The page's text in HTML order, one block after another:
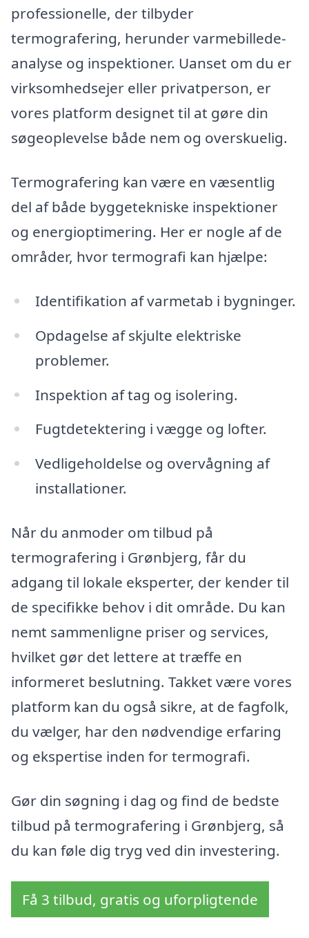
professionelle, der tilbyder
termografering, herunder varmebillede-
analyse og inspektioner. Uanset om du er
virksomhedsejer eller privatperson, er
vores platform designet til at gøre din
søgeoplevelse både nem og overskuelig.
Termografering kan være en væsentlig
del af både byggetekniske inspektioner
og energioptimering. Her er nogle af de
områder, hvor termografi kan hjælpe:
Identifikation af varmetab i bygninger.
Opdagelse af skjulte elektriske
problemer.
Inspektion af tag og isolering.
Fugtdetektering i vægge og lofter.
Vedligeholdelse og overvågning af
installationer.
Når du anmoder om tilbud på
termografering i Grønbjerg, får du
adgang til lokale eksperter, der kender til
de specifikke behov i dit område. Du kan
nemt sammenligne priser og services,
hvilket gør det lettere at træffe en
informeret beslutning. Takket være vores
platform kan du også sikre, at de fagfolk,
du vælger, har den nødvendige erfaring
og ekspertise inden for termografi.
Gør din søgning i dag og find de bedste
tilbud på termografering i Grønbjerg, så
du kan føle dig tryg ved din investering.
Få 3 tilbud, gratis og uforpligtende